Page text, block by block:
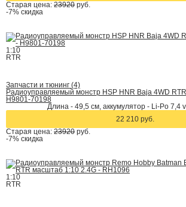
Старая цена: 23920 руб.
-7% скидка
1:10
RTR
Запчасти и тюнинг (4)
Радиоуправляемый монстр HSP HNR Baja 4WD
H9801-70198
Длина - 49,5 см, аккумулятор - Li-Po 7,4
22 210 руб.
Старая цена: 23920 руб.
-7% скидка
1:10
RTR